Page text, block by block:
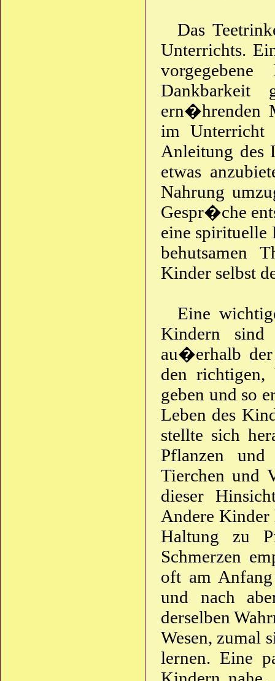
Das
Unterrichts.
ern�hrenden
im Unterricht
Anleitung des
etwas
Nahrung
Gespr�che
eine spirituelle
behutsamen
Kinder selbst
Eine
Kindern
au�erhalb
den richtigen,
geben und so
Leben des
stellte sich
Pflanzen
Tierchen und
dieser
Andere
Haltung zu
Schmerzen
oft am
und nach
derselben
Wesen, zumal
lernen. Eine